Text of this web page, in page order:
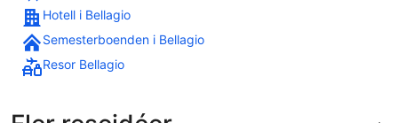
Hotell i Bellagio
Semesterboenden i Bellagio
Resor Bellagio